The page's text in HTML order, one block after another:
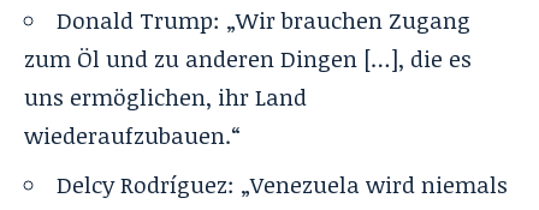
Donald Trump: „Wir brauchen Zugang
zum Öl und zu anderen Dingen […], die es
uns ermöglichen, ihr Land
wiederaufzubauen.“
Delcy Rodríguez: „Venezuela wird niemals